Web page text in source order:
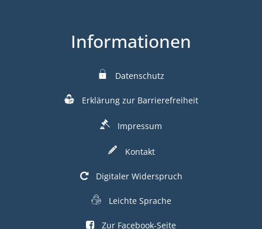
Informationen
Datenschutz
Erklärung zur Barrierefreiheit
Impressum
Kontakt
Digitaler Widerspruch
Leichte Sprache
Zur Facebook-Seite